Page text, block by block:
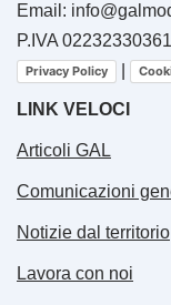
Email:
P.IVA 02232330361
Privacy Policy
LINK VELOCI
Articoli GAL
Comunicazioni
Notizie dal territorio
Lavora con noi